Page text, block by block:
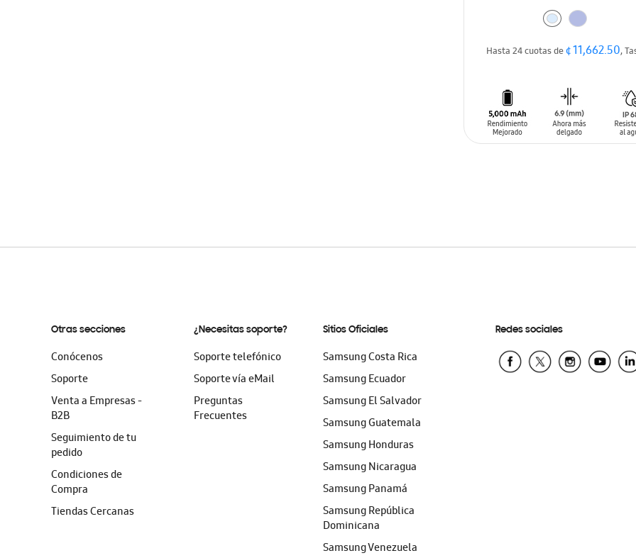
Hasta 24 cuotas de¢ 11,662.50,
Otras secciones
Conócenos
Soporte
Venta a Empresas -
B2B
Seguimiento de tu
pedido
Condiciones de
Compra
Tiendas Cercanas
¿Necesitas soporte?
Soporte telefónico
Soporte vía eMail
Preguntas
Frecuentes
Sitios Oficiales
Samsung Costa Rica
Samsung Ecuador
Samsung El Salvador
Samsung Guatemala
Samsung Honduras
Samsung Nicaragua
Samsung Panamá
Samsung República
Dominicana
Samsung Venezuela
Redes sociales